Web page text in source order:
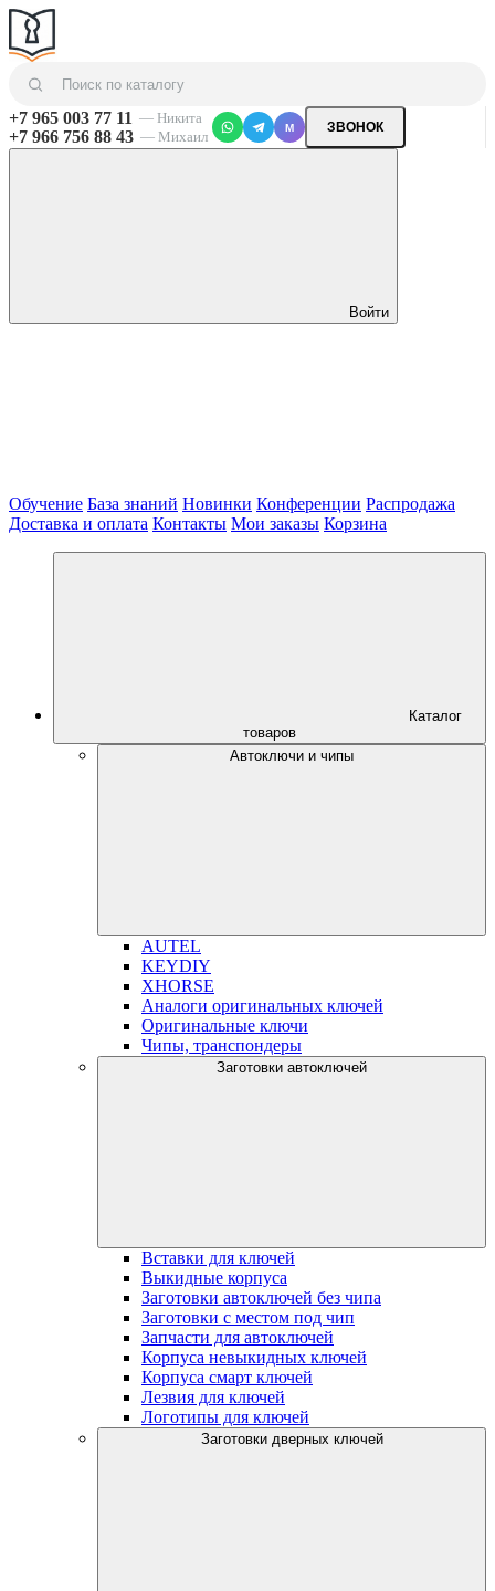
+7 965 003 77 11 — Никита
+7 966 756 88 43 — Михаил
M ЗВОНОК
Войти
Обучение База знаний Новинки Конференции Распродажа
Доставка и оплата Контакты Мои заказы Корзина
Каталог
товаров
Автоключи и чипы
AUTEL
KEYDIY
XHORSE
Аналоги оригинальных ключей
Оригинальные ключи
Чипы, транспондеры
Заготовки автоключей
Вставки для ключей
Выкидные корпуса
Заготовки автоключей без чипа
Заготовки с местом под чип
Запчасти для автоключей
Корпуса невыкидных ключей
Корпуса смарт ключей
Лезвия для ключей
Логотипы для ключей
Заготовки дверных ключей